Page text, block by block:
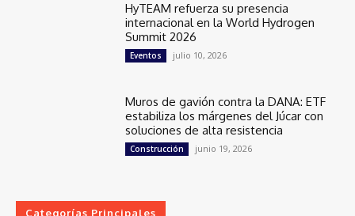
HyTEAM refuerza su presencia
internacional en la World Hydrogen
Summit 2026
Eventos julio 10, 2026
Muros de gavión contra la DANA: ETF
estabiliza los márgenes del Júcar con
soluciones de alta resistencia
Construcción junio 19, 2026
Categorías Principales